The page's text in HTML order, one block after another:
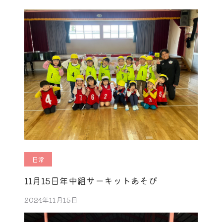
日常
11月15日年中組サーキットあそび
2024年11月15日